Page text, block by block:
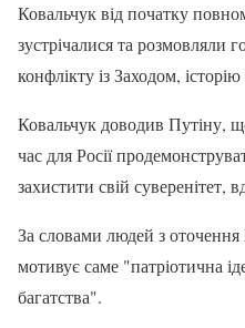
Ковальчук від початку
зустрічалися та розмовляли
конфлікту із Заходом, історію
Ковальчук доводив Путіну,
час для Росії
захистити свій суверенітет,
За словами людей з
мотивує саме "патріотична
багатства".